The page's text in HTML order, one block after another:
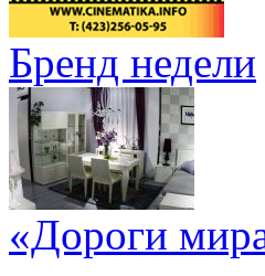
Бренд недели
«Дороги